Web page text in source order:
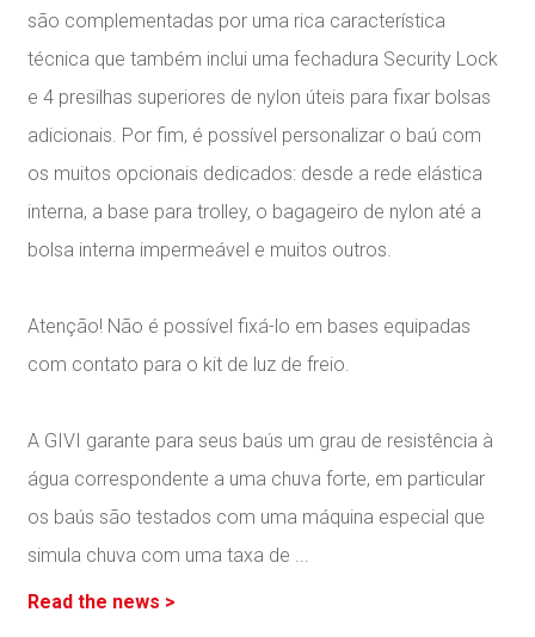
são complementadas por uma rica característica
técnica que também inclui uma fechadura Security Lock
e 4 presilhas superiores de nylon úteis para fixar bolsas
adicionais. Por fim, é possível personalizar o baú com
os muitos opcionais dedicados: desde a rede elástica
interna, a base para trolley, o bagageiro de nylon até a
bolsa interna impermeável e muitos outros.
Atenção! Não é possível fixá-lo em bases equipadas
com contato para o kit de luz de freio.
A GIVI garante para seus baús um grau de resistência à
água correspondente a uma chuva forte, em particular
os baús são testados com uma máquina especial que
simula chuva com uma taxa de ...
Read the news >